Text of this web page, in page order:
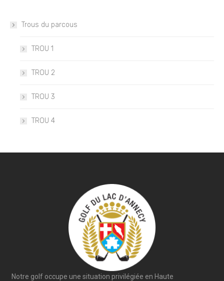
Trous du parcous
TROU 1
TROU 2
TROU 3
TROU 4
Notre golf occupe une situation privilégiée en Haute